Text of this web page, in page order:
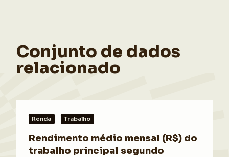
Conjunto de dados
relacionado
Renda Trabalho
Rendimento médio mensal (R$) do
trabalho principal segundo